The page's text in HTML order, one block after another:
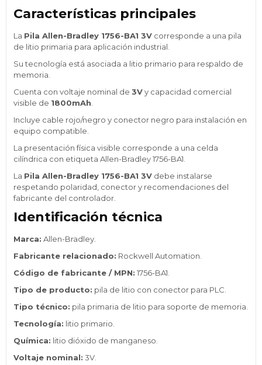
Características principales
La Pila Allen-Bradley 1756-BA1 3V corresponde a una pila
de litio primaria para aplicación industrial.
Su tecnología está asociada a litio primario para respaldo de
memoria.
Cuenta con voltaje nominal de 3Vy capacidad comercial
visible de 1800mAh
Incluye cable rojo/negro y conector negro para instalación en
equipo compatible.
La presentación física visible corresponde a una celda
cilíndrica con etiqueta Allen-Bradley 1756-BA1.
La Pila Allen-Bradley 1756-BA1 3V debe instalarse
respetando polaridad, conector y recomendaciones del
fabricante del controlador.
Identificación técnica
Marca: Allen-Bradley.
Fabricante relacionado: Rockwell Automation.
Código de fabricante / MPN: 1756-BA1.
Tipo de producto: pila de litio con conector para PLC.
Tipo técnico: pila primaria de litio para soporte de memoria.
Tecnología: litio primario.
Química: litio dióxido de manganeso.
Voltaje nominal: 3V.